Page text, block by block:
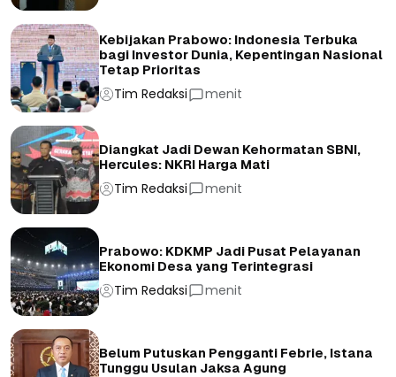
Kebijakan Prabowo: Indonesia Terbuka
bagi Investor Dunia, Kepentingan Nasional
Tetap Prioritas
Tim Redaksi menit
Diangkat Jadi Dewan Kehormatan SBNI,
Hercules: NKRI Harga Mati
Tim Redaksi menit
Prabowo: KDKMP Jadi Pusat Pelayanan
Ekonomi Desa yang Terintegrasi
Tim Redaksi menit
Belum Putuskan Pengganti Febrie, Istana
Tunggu Usulan Jaksa Agung